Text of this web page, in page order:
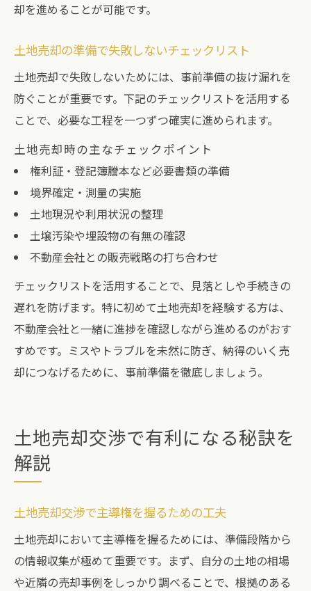
却を進めることが可能です。
土地売却の準備で失敗しないチェックリスト
土地売却で失敗しないためには、事前準備の抜け漏れを
防ぐことが重要です。下記のチェックリストを活用する
ことで、必要な工程を一つずつ確実に進められます。
土地売却時の主なチェックポイント
権利証・登記簿謄本など必要書類の準備
境界確定・測量の実施
土地現況や利用状況の整理
土壌汚染や埋設物の有無の確認
不動産会社との販売戦略の打ち合わせ
チェックリストを活用することで、見落としや手続きの
遅れを防げます。特に初めて土地売却を経験する方は、
不動産会社と一緒に進捗を確認しながら進めるのがおす
すめです。ミスやトラブルを未然に防ぎ、納得のいく売
却につなげるために、事前準備を徹底しましょう。
土地売却交渉で有利になる秘訣を
解説
土地売却交渉で主導権を握るための工夫
土地売却において主導権を握るためには、準備段階から
の情報収集が極めて重要です。まず、自分の土地の相場
や近隣の売却事例をしっかり調べることで、根拠のある